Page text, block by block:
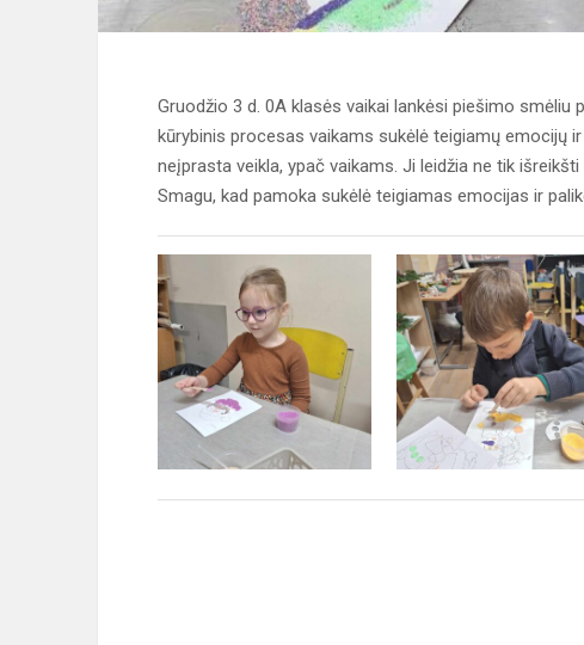
Gruodžio 3 d. 0A klasės vaikai lankėsi piešimo
kūrybinis procesas vaikams sukėlė teigiamų emocijų
neįprasta veikla, ypač vaikams. Ji leidžia ne tik
Smagu, kad pamoka sukėlė teigiamas emocijas ir